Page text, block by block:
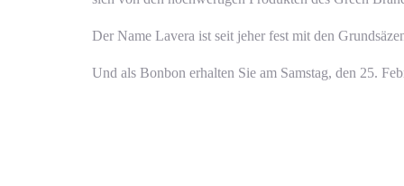
Der Name Lavera ist seit jeher fest mit den
Und als Bonbon erhalten Sie am Samstag, den 25.